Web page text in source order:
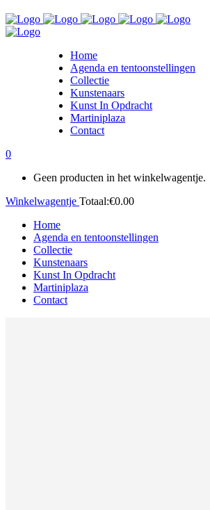
Home
Agenda en tentoonstellingen
Collectie
Kunstenaars
Kunst In Opdracht
Martiniplaza
Contact
0
Geen producten in het winkelwagentje.
Winkelwagentje Totaal:€0.00
Home
Agenda en tentoonstellingen
Collectie
Kunstenaars
Kunst In Opdracht
Martiniplaza
Contact